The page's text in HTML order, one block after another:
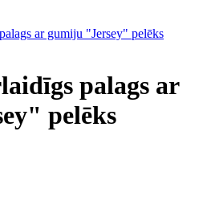
ar gumiju "Jersey" pelēks
palags ar
pelēks